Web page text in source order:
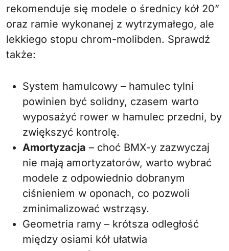
rekomenduje się modele o średnicy kół 20”
oraz ramie wykonanej z wytrzymałego, ale
lekkiego stopu chrom-molibden. Sprawdź
także:
System hamulcowy – hamulec tylni
powinien być solidny, czasem warto
wyposażyć rower w hamulec przedni, by
zwiększyć kontrolę.
Amortyzacja – choć BMX-y zazwyczaj
nie mają amortyzatorów, warto wybrać
modele z odpowiednio dobranym
ciśnieniem w oponach, co pozwoli
zminimalizować wstrząsy.
Geometria ramy – krótsza odległość
między osiami kół ułatwia